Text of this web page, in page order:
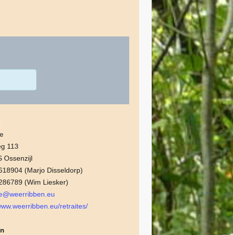
113
Ossenzijl
(Marjo Disseldorp)
(Wim Liesker)
retraites/